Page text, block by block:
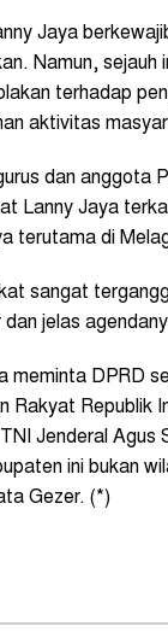
Jaya
Namun, sejauh
terhadap
aktivitas
dan anggota
Lanny Jaya
terutama di
sangat
dan jelas
meminta DPRD
Rakyat Republik
Jenderal Agus
ini bukan
Gezer. (*)